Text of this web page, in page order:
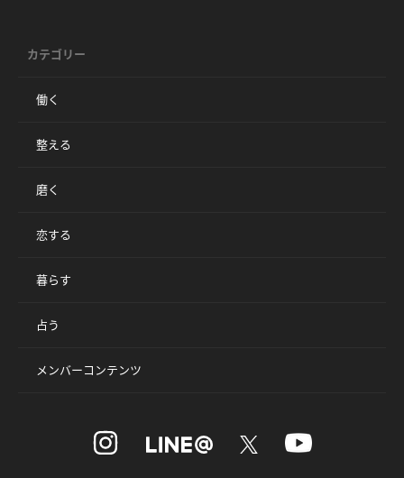
カテゴリー
働く
整える
磨く
恋する
暮らす
占う
メンバーコンテンツ